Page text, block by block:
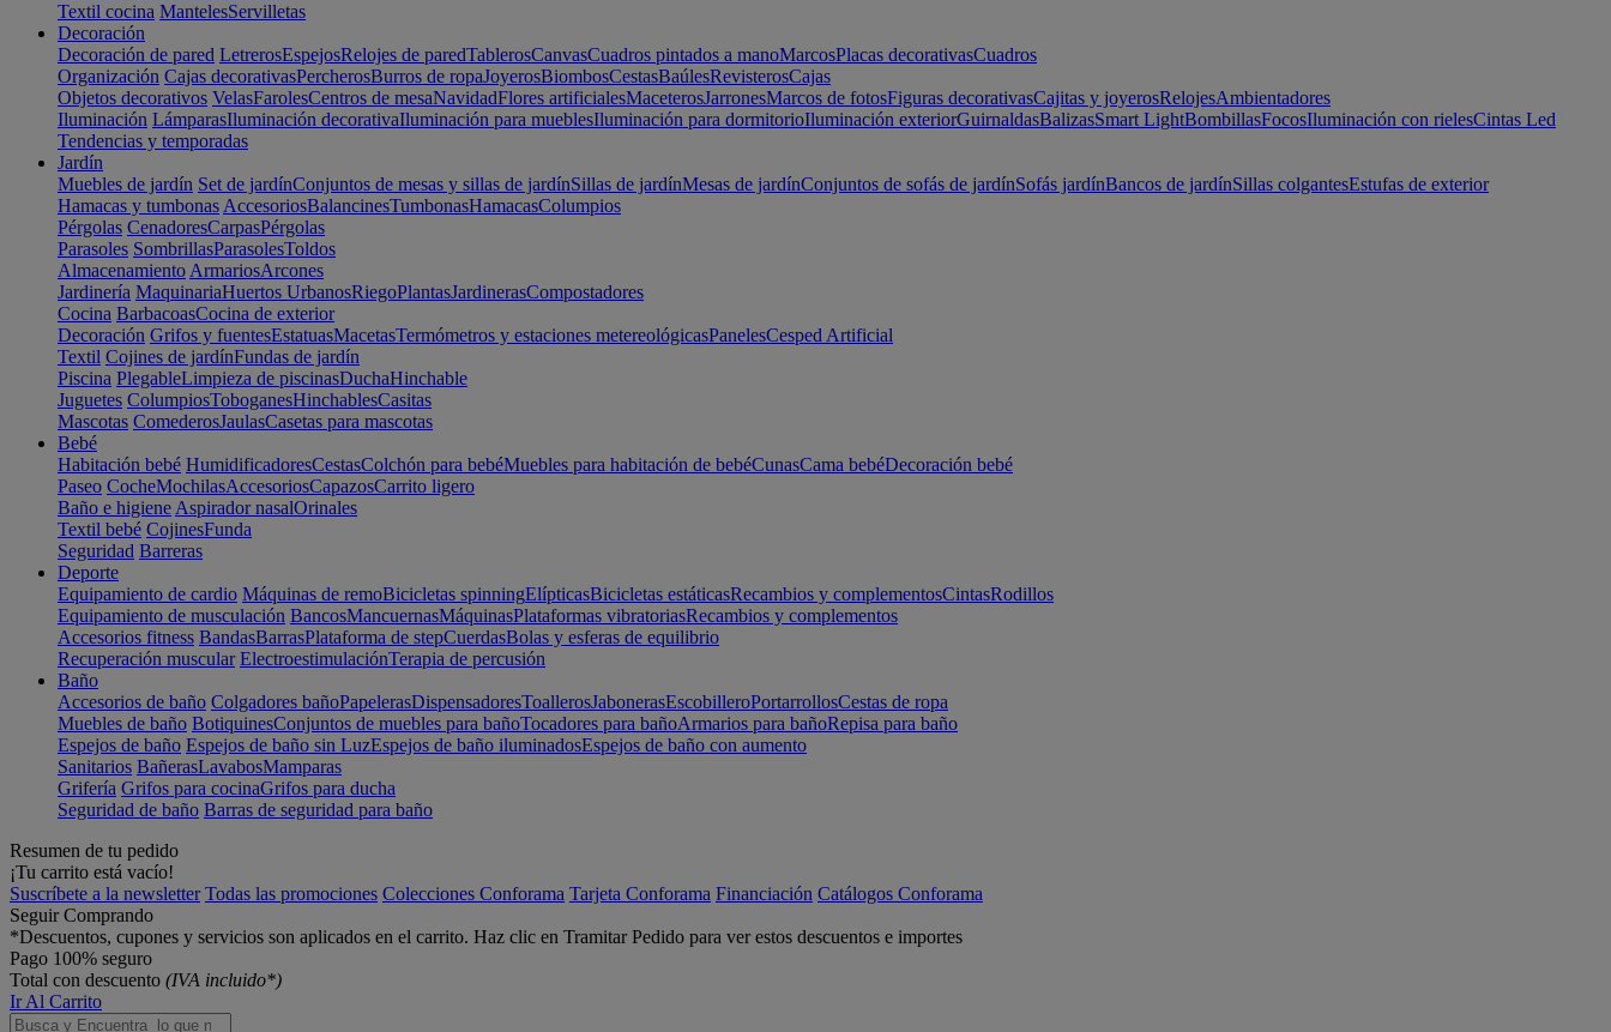
Textil cocina MantelesServilletas
Decoración
Decoración de pared LetrerosEspejosRelojes de paredTablerosCanvasCuadros pintados a manoMarcosPlacas decorativasCuadros
Organización Cajas decorativasPercherosBurros de ropaJoyerosBiombosCestasBaúlesRevisterosCajas
Objetos decorativos VelasFarolesCentros de mesaNavidadFlores artificialesMaceterosJarronesMarcos de fotosFiguras decorativasCajitas y joyerosRelojesAmbientadores
Iluminación LámparasIluminación decorativaIluminación para mueblesIluminación para dormitorioIluminación exteriorGuirnaldasBalizasSmart LightBombillasFocosIluminación con rielesCintas Led
Tendencias y temporadas
Jardín
Muebles de jardín Set de jardínConjuntos de mesas y sillas de jardínSillas de jardínMesas de jardínConjuntos de sofás de jardínSofás jardínBancos de jardínSillas colgantesEstufas de exterior
Hamacas y tumbonas AccesoriosBalancinesTumbonasHamacasColumpios
Pérgolas CenadoresCarpasPérgolas
Parasoles SombrillasParasolesToldos
Almacenamiento ArmariosArcones
Jardinería MaquinariaHuertos UrbanosRiegoPlantasJardinerasCompostadores
Cocina BarbacoasCocina de exterior
Decoración Grifos y fuentesEstatuasMacetasTermómetros y estaciones metereológicasPanelesCesped Artificial
Textil Cojines de jardínFundas de jardín
Piscina PlegableLimpieza de piscinasDuchaHinchable
Juguetes ColumpiosToboganesHinchablesCasitas
Mascotas ComederosJaulasCasetas para mascotas
Bebé
Habitación bebé HumidificadoresCestasColchón para bebéMuebles para habitación de bebéCunasCama bebéDecoración bebé
Paseo CocheMochilasAccesoriosCapazosCarrito ligero
Baño e higiene Aspirador nasalOrinales
Textil bebé CojinesFunda
Seguridad Barreras
Deporte
Equipamiento de cardio Máquinas de remoBicicletas spinningElípticasBicicletas estáticasRecambios y complementosCintasRodillos
Equipamiento de musculación BancosMancuernasMáquinasPlataformas vibratoriasRecambios y complementos
Accesorios fitness BandasBarrasPlataforma de stepCuerdasBolas y esferas de equilibrio
Recuperación muscular ElectroestimulaciónTerapia de percusión
Baño
Accesorios de baño Colgadores bañoPapelerasDispensadoresToallerosJabonerasEscobilleroPortarrollosCestas de ropa
Muebles de baño BotiquinesConjuntos de muebles para bañoTocadores para bañoArmarios para bañoRepisa para baño
Espejos de baño Espejos de baño sin LuzEspejos de baño iluminadosEspejos de baño con aumento
Sanitarios BañerasLavabosMamparas
Grifería Grifos para cocinaGrifos para ducha
Seguridad de baño Barras de seguridad para baño
Resumen de tu pedido
¡Tu carrito está vacío!
Suscríbete a la newsletter Todas las promociones Colecciones Conforama Tarjeta Conforama Financiación Catálogos Conforama
Seguir Comprando
*Descuentos, cupones y servicios son aplicados en el carrito. Haz clic en Tramitar Pedido para ver estos descuentos e importes
Pago 100% seguro
Total con descuento (IVA incluido*)
Ir Al Carrito